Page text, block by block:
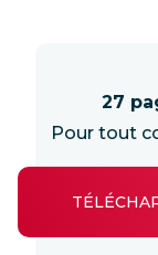
27
Pour tout